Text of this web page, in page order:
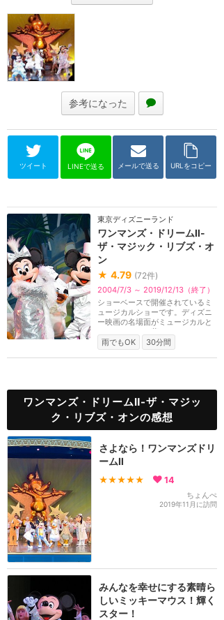
参考になった
ツイート LINEで送る メールで送る URLをコピー
東京ディズニーランド
ワンマンズ・ドリームⅡ-
ザ・マジック・リブズ・オ
ン
★ 4.79 (72件)
2004/7/3 ～ 2019/12/13（終了）
ショーベースで開催されているミ
ュージカルショーです。ディズニ
ー映画の名場面がミュージカルと
してステージに蘇...
雨でもOK
30分間
ワンマンズ・ドリームⅡ-ザ・マジッ
ク・リブズ・オンの感想
さよなら！ワンマンズドリ
ームⅡ
★★★★★ 14
ちょんぺ
2019年11月に訪問
みんなを幸せにする素晴ら
しいミッキーマウス！輝く
スター！